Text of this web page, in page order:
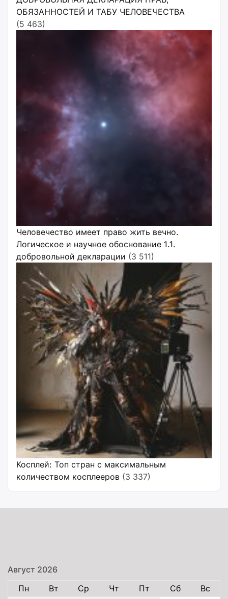
ОБЯЗАННОСТЕЙ И ТАБУ ЧЕЛОВЕЧЕСТВА
(5 463)
Человечество имеет право жить вечно.
Логическое и научное обоснование 1.1.
добровольной декларации (3 511)
Косплей: Топ стран с максимальным
количеством косплееров (3 337)
Август 2026
Пн
Вт Ср Чт Пт Сб Вс